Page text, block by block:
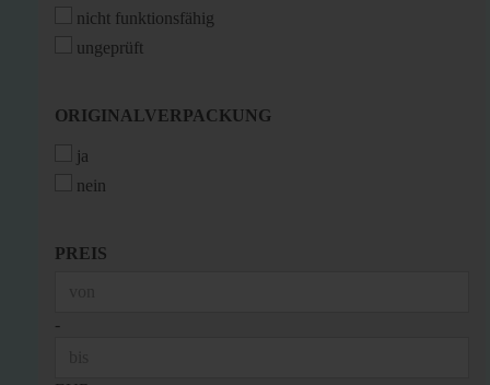
nicht funktionsfähig
ungeprüft
ORIGINALVERPACKUNG
ORIGINALVERPACKUNG
ja
nein
PREIS
PREIS
-